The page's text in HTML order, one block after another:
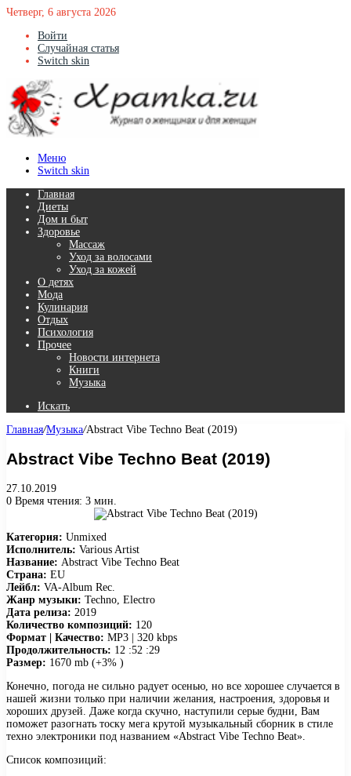
Четверг, 6 августа 2026
Войти
Случайная статья
Switch skin
Меню
Switch skin
Главная
Диеты
Дом и быт
Здоровье
Массаж
Уход за волосами
Уход за кожей
О детях
Мода
Кулинария
Отдых
Психология
Прочее
Новости интернета
Книги
Музыка
Искать
Главная/Музыка/Abstract Vibe Techno Beat (2019)
Abstract Vibe Techno Beat (2019)
27.10.2019
0 Время чтения: 3 мин.
Категория: Unmixed
Исполнитель: Various Artist
Название: Abstract Vibe Techno Beat
Страна: EU
Лейбл: VA-Album Rec.
Жанр музыки: Techno, Electro
Дата релиза: 2019
Количество композиций: 120
Формат | Качество: MP3 | 320 kbps
Продолжительность: 12 :52 :29
Размер: 1670 mb (+3% )
Конечно, погода не сильно радует осенью, но все хорошее случается в
нашей жизни только при наличии желания, настроения, здоровья и
хороших друзей. Даже когда скучно, наступили серые будни, Вам
поможет разогнать тоску мега крутой музыкальный сборник в стиле
техно электроники под названием «Abstract Vibe Techno Beat».
Список композиций: